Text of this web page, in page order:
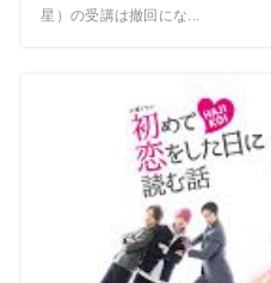
星）の受講は撤回にな...